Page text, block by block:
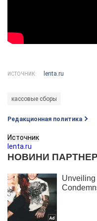
ИСТОЧНИК: lenta.ru
кассовые сборы
Редакционная политика
Источник
lenta.ru